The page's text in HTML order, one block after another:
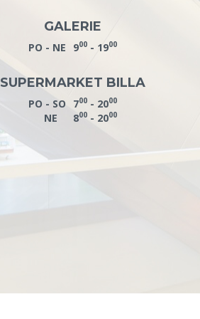
GALERIE
PO - NE 900- 1900
SUPERMARKET BILLA
PO - SO 700- 2000
NE 800- 2000